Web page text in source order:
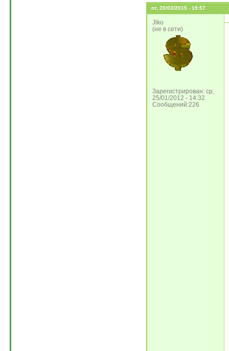
пт, 20/03/2015 - 19:57
Jiko
(не в сети)
Зарегистрирован: ср,
25/01/2012 - 14:32
Сообщений:226